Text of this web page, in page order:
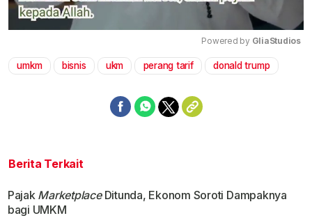
Mute
Powered by GliaStudios
umkm bisnis ukm perang tarif donald trump
Berita Terkait
Pajak MarketplaceDitunda, Ekonom Soroti Dampaknya
bagi UMKM